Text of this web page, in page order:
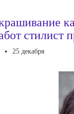
стилист
25 декабря